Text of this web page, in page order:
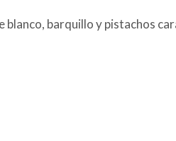
blanco, barquillo y pistachos